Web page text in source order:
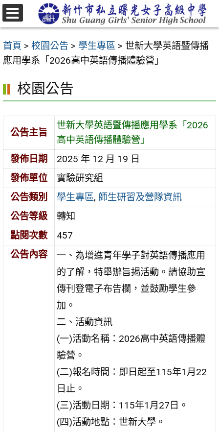
跳
至
要
內
區
首頁 > 校園公告 > 學生專區 > 世新大學英語暨傳播
應用學系「2026高中英語傳播體驗營」
校園公告
公告主旨
世新大學英語暨傳播應用學系「2026
高中英語傳播體驗營」
發佈日期
2025 年 12 月 19 日
發佈單位
實驗研究組
公告類別
學生專區, 師生研習及營隊資訊
公告等級
轉知
點閱次數
457
公告內容
一、為增進青年學子對英語傳播應用
的了解，特舉辦旨揭活動。請協助宣
傳刊登電子布告欄，並鼓勵學生參
加。
二、活動資訊
(一)活動名稱：2026高中英語傳播體
驗營。
(二)報名時間：即日起至115年1月22
日止。
(三)活動日期：115年1月27日。
(四)活動地點：世新大學。
選
單